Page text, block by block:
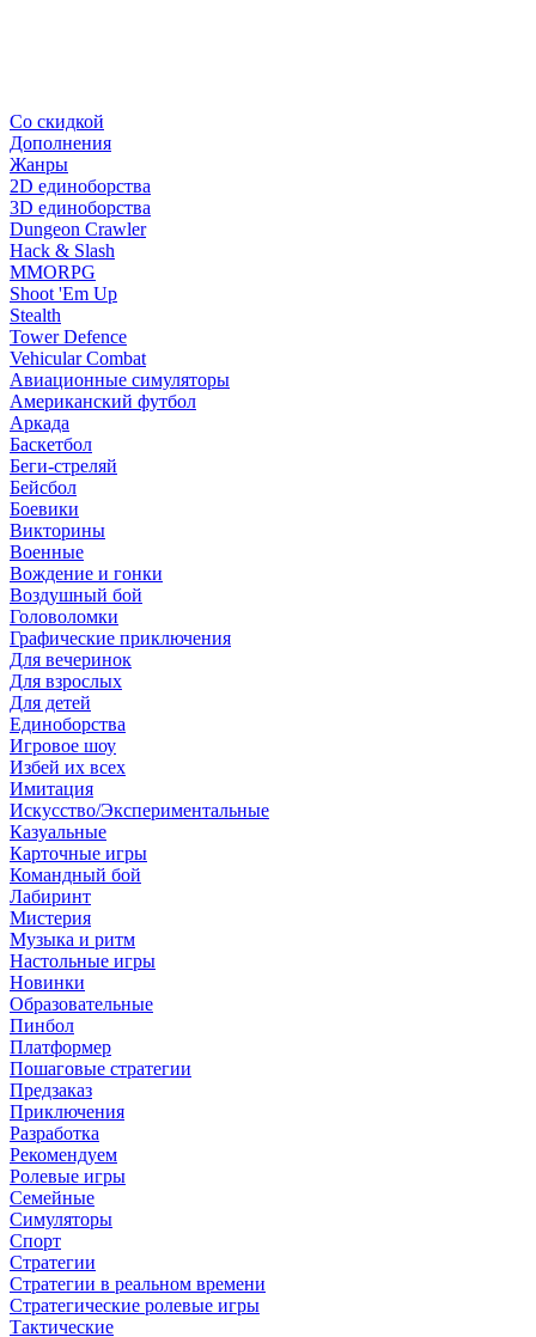
Со скидкой
Дополнения
Жанры
2D единоборства
3D единоборства
Dungeon Crawler
Hack & Slash
MMORPG
Shoot 'Em Up
Stealth
Tower Defence
Vehicular Combat
Авиационные симуляторы
Американский футбол
Аркада
Баскетбол
Беги-стреляй
Бейсбол
Боевики
Викторины
Военные
Вождение и гонки
Воздушный бой
Головоломки
Графические приключения
Для вечеринок
Для взрослых
Для детей
Единоборства
Игровое шоу
Избей их всех
Имитация
Искусство/Экспериментальные
Казуальные
Карточные игры
Командный бой
Лабиринт
Мистерия
Музыка и ритм
Настольные игры
Новинки
Образовательные
Пинбол
Платформер
Пошаговые стратегии
Предзаказ
Приключения
Разработка
Рекомендуем
Ролевые игры
Семейные
Симуляторы
Спорт
Стратегии
Стратегии в реальном времени
Стратегические ролевые игры
Тактические